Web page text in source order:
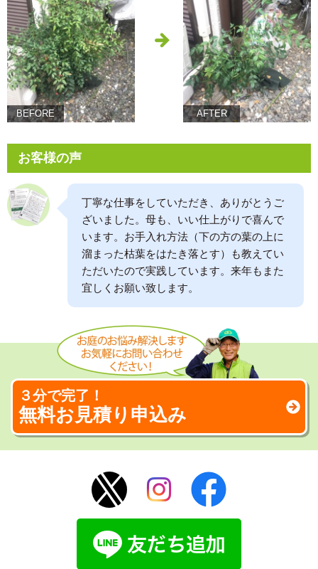
BEFORE AFTER
お客様の声
丁寧な仕事をしていただき、ありがとうご
ざいました。母も、いい仕上がりで喜んで
います。お手入れ方法（下の方の葉の上に
溜まった枯葉をはたき落とす）も教えてい
ただいたので実践しています。来年もまた
宜しくお願い致します。
３分で完了！
無料お見積り申込み